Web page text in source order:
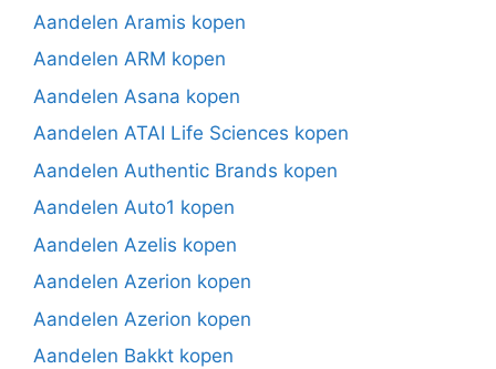
Aandelen Aramis kopen
Aandelen ARM kopen
Aandelen Asana kopen
Aandelen ATAI Life Sciences kopen
Aandelen Authentic Brands kopen
Aandelen Auto1 kopen
Aandelen Azelis kopen
Aandelen Azerion kopen
Aandelen Azerion kopen
Aandelen Bakkt kopen